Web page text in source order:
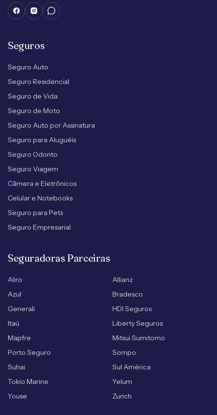
Seguros
Seguro Auto
Seguro Residencial
Seguro de Vida
Seguro de Moto
Seguro Auto por Assinatura
Seguro para Aluguéis
Seguro Odonto
Seguro Viagem
Câmera e Eletrônicos
Celular e Notebooks
Seguro para Pets
Seguro Empresarial
Seguradoras Parceiras
Aliro
Allianz
Azul
Bradesco
Generali
HDI Seguros
Itaú
Liberty Seguros
Mapfre
Mitsui Sumitomo
Porto Seguro
Sompo
Suhai
Sul América
Tokio Marine
Yelum
Youse
Zurich